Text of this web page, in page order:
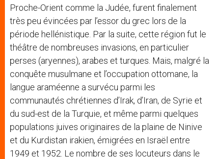
Proche-Orient comme la Judée, furent finalement
très peu évincées par l’essor du grec lors de la
période hellénistique. Par la suite, cette région fut le
théâtre de nombreuses invasions, en particulier
perses (aryennes), arabes et turques. Mais, malgré la
conquête musulmane et l’occupation ottomane, la
langue araméenne a survécu parmi les
communautés chrétiennes d’Irak, d’Iran, de Syrie et
du sud-est de la Turquie, et même parmi quelques
populations juives originaires de la plaine de Ninive
et du Kurdistan irakien, émigrées en Israël entre
1949 et 1952. Le nombre de ses locuteurs dans le